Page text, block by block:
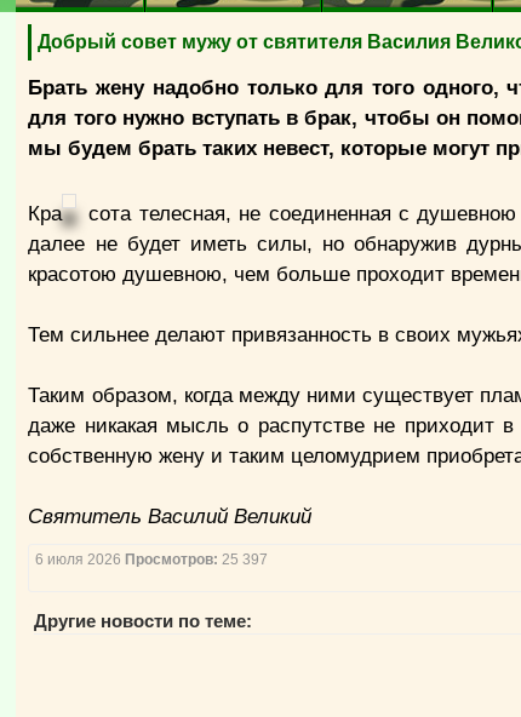
Добрый совет мужу от святителя Василия
Брать жену надобно только для того одного,
для того нужно вступать в брак, чтобы он
мы будем брать таких невест, которые могут
Кра
сота телесная, не соединенная с
далее не будет иметь силы, но обнаружив
красотою душевною, чем больше проходит
Тем сильнее делают привязанность в своих
Таким образом, когда между ними существует
даже никакая мысль о распутстве не приходит
собственную жену и таким целомудрием
Святитель Василий Великий
6 июля 2026 Просмотров: 25 397
Другие новости по теме: